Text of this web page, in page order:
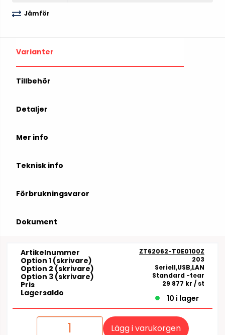
Jämför
Varianter
Tillbehör
Detaljer
Mer info
Teknisk info
Förbrukningsvaror
Dokument
Artikelnummer ZT62062-T0E0100Z
Option 1 (skrivare) 203
Option 2 (skrivare) Seriell,USB,LAN
Option 3 (skrivare) Standard -tear
Pris 29 877 kr / st
Lagersaldo
10 i lager
Lägg i varukorgen